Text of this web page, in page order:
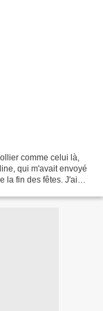
comme celui là,
qui m'avait envoyé
la fin des fêtes. J'ai